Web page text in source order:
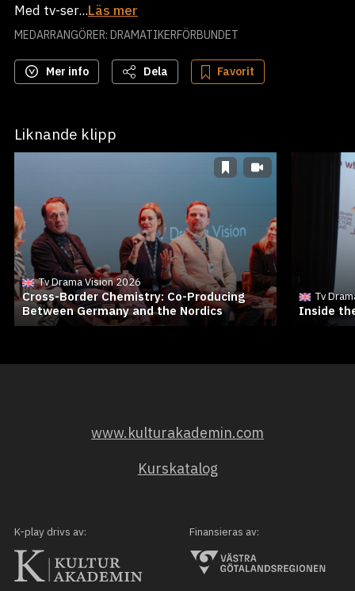
Med tv-ser...Läs mer
MEDARRANGÖRER: DRAMATIKERFÖRBUNDET
Mer info Dela Favorit
Liknande klipp
Tv Drama Vision 2026
Cross-Border Chemistry: Co-Producing
Between Germany and the Nordics
Tv
Inside
www.kulturakademin.com
Kurskatalog
K-play drivs av: Finansieras av: